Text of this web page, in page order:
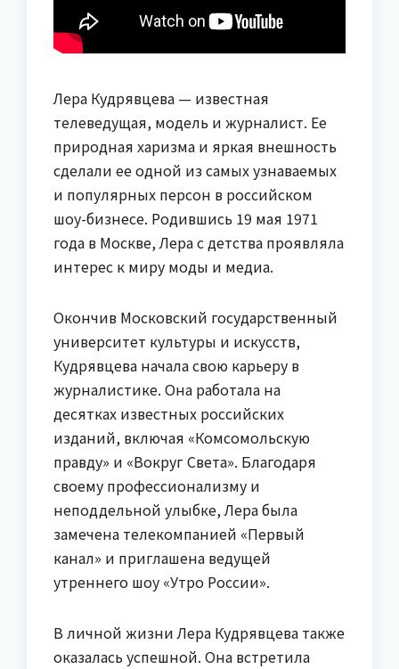
Лера Кудрявцева — известная
телеведущая, модель и журналист. Ее
природная харизма и яркая внешность
сделали ее одной из самых узнаваемых
и популярных персон в российском
шоу-бизнесе. Родившись 19 мая 1971
года в Москве, Лера с детства проявляла
интерес к миру моды и медиа.
Окончив Московский государственный
университет культуры и искусств,
Кудрявцева начала свою карьеру в
журналистике. Она работала на
десятках известных российских
изданий, включая «Комсомольскую
правду» и «Вокруг Света». Благодаря
своему профессионализму и
неподдельной улыбке, Лера была
замечена телекомпанией «Первый
канал» и приглашена ведущей
утреннего шоу «Утро России».
В личной жизни Лера Кудрявцева также
оказалась успешной. Она встретила